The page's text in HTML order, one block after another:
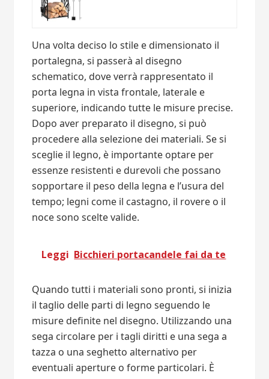
Una volta deciso lo stile e dimensionato il
portalegna, si passerà al disegno
schematico, dove verrà rappresentato il
porta legna in vista frontale, laterale e
superiore, indicando tutte le misure precise.
Dopo aver preparato il disegno, si può
procedere alla selezione dei materiali. Se si
sceglie il legno, è importante optare per
essenze resistenti e durevoli che possano
sopportare il peso della legna e l’usura del
tempo; legni come il castagno, il rovere o il
noce sono scelte valide.
Leggi Bicchieri portacandele fai da te
Quando tutti i materiali sono pronti, si inizia
il taglio delle parti di legno seguendo le
misure definite nel disegno. Utilizzando una
sega circolare per i tagli diritti e una sega a
tazza o una seghetto alternativo per
eventuali aperture o forme particolari. È